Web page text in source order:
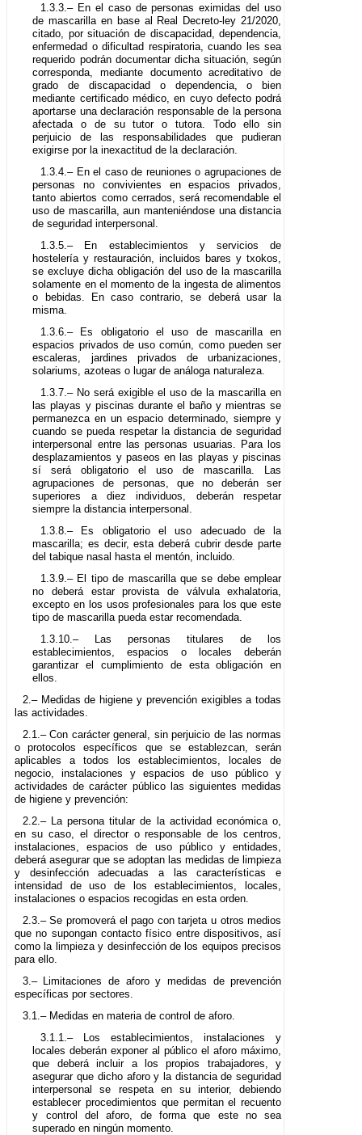
1.3.3.– En el caso de personas eximidas del uso
de mascarilla en base al Real Decreto-ley 21/2020,
citado, por situación de discapacidad, dependencia,
enfermedad o dificultad respiratoria, cuando les sea
requerido podrán documentar dicha situación, según
corresponda, mediante documento acreditativo de
grado de discapacidad o dependencia, o bien
mediante certificado médico, en cuyo defecto podrá
aportarse una declaración responsable de la persona
afectada o de su tutor o tutora. Todo ello sin
perjuicio de las responsabilidades que pudieran
exigirse por la inexactitud de la declaración.
1.3.4.– En el caso de reuniones o agrupaciones de
personas no convivientes en espacios privados,
tanto abiertos como cerrados, será recomendable el
uso de mascarilla, aun manteniéndose una distancia
de seguridad interpersonal.
1.3.5.– En establecimientos y servicios de
hostelería y restauración, incluidos bares y txokos,
se excluye dicha obligación del uso de la mascarilla
solamente en el momento de la ingesta de alimentos
o bebidas. En caso contrario, se deberá usar la
misma.
1.3.6.– Es obligatorio el uso de mascarilla en
espacios privados de uso común, como pueden ser
escaleras, jardines privados de urbanizaciones,
solariums, azoteas o lugar de análoga naturaleza.
1.3.7.– No será exigible el uso de la mascarilla en
las playas y piscinas durante el baño y mientras se
permanezca en un espacio determinado, siempre y
cuando se pueda respetar la distancia de seguridad
interpersonal entre las personas usuarias. Para los
desplazamientos y paseos en las playas y piscinas
sí será obligatorio el uso de mascarilla. Las
agrupaciones de personas, que no deberán ser
superiores a diez individuos, deberán respetar
siempre la distancia interpersonal.
1.3.8.– Es obligatorio el uso adecuado de la
mascarilla; es decir, esta deberá cubrir desde parte
del tabique nasal hasta el mentón, incluido.
1.3.9.– El tipo de mascarilla que se debe emplear
no deberá estar provista de válvula exhalatoria,
excepto en los usos profesionales para los que este
tipo de mascarilla pueda estar recomendada.
1.3.10.– Las personas titulares de los
establecimientos, espacios o locales deberán
garantizar el cumplimiento de esta obligación en
ellos.
2.– Medidas de higiene y prevención exigibles a todas
las actividades.
2.1.– Con carácter general, sin perjuicio de las normas
o protocolos específicos que se establezcan, serán
aplicables a todos los establecimientos, locales de
negocio, instalaciones y espacios de uso público y
actividades de carácter público las siguientes medidas
de higiene y prevención:
2.2.– La persona titular de la actividad económica o,
en su caso, el director o responsable de los centros,
instalaciones, espacios de uso público y entidades,
deberá asegurar que se adoptan las medidas de limpieza
y desinfección adecuadas a las características e
intensidad de uso de los establecimientos, locales,
instalaciones o espacios recogidas en esta orden.
2.3.– Se promoverá el pago con tarjeta u otros medios
que no supongan contacto físico entre dispositivos, así
como la limpieza y desinfección de los equipos precisos
para ello.
3.– Limitaciones de aforo y medidas de prevención
específicas por sectores.
3.1.– Medidas en materia de control de aforo.
3.1.1.– Los establecimientos, instalaciones y
locales deberán exponer al público el aforo máximo,
que deberá incluir a los propios trabajadores, y
asegurar que dicho aforo y la distancia de seguridad
interpersonal se respeta en su interior, debiendo
establecer procedimientos que permitan el recuento
y control del aforo, de forma que este no sea
superado en ningún momento.